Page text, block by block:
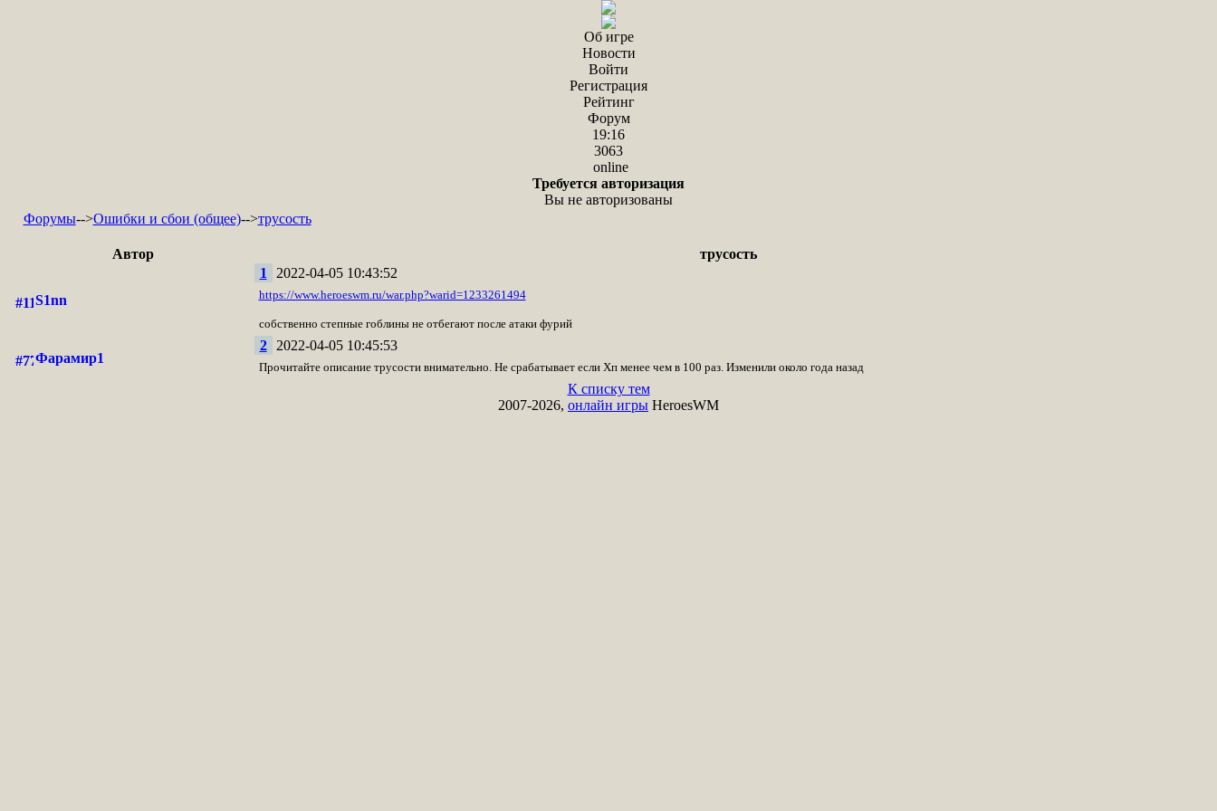
Об игре
Новости
Войти
Регистрация
Рейтинг
Форум
19:16
3063
online
Требуется авторизация
Вы не авторизованы
Форумы-->Ошибки и сбои (общее)-->трусость
Автор трусость
S1nn
1 2022-04-05 10:43:52
https://www.heroeswm.ru/war.php?warid=1233261494
собственно степные гоблины не отбегают после атаки фурий
Фарамир1
2 2022-04-05 10:45:53
Прочитайте описание трусости внимательно. Не срабатывает если Хп менее чем в 100 раз. Изменили около года назад
К списку тем
2007-2026, онлайн игры HeroesWM